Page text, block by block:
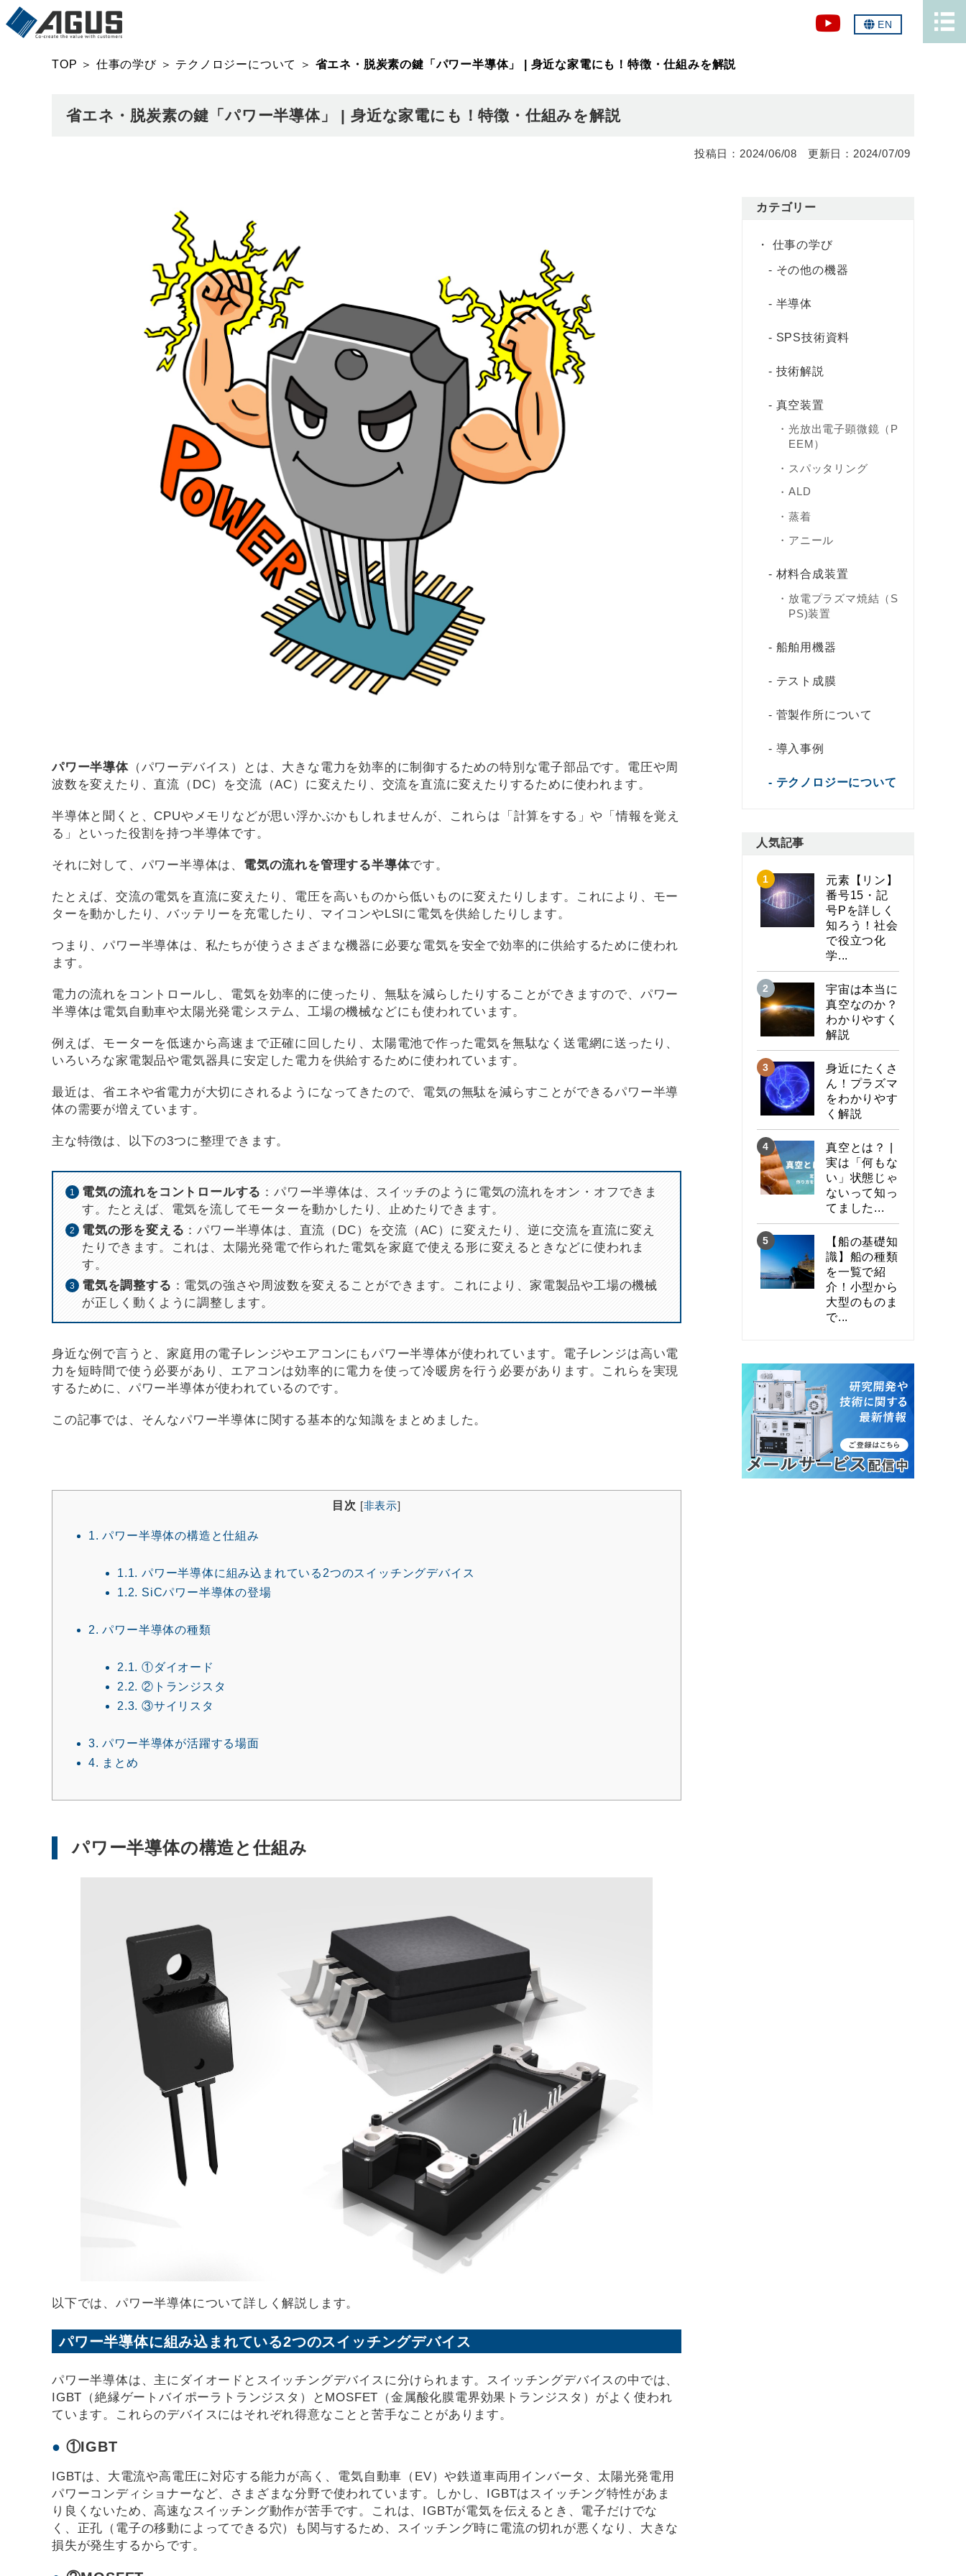
EN
TOP ＞ 仕事の学び＞ テクノロジーについて ＞ 省エネ・脱炭素の鍵「パワー半導体」 | 身近な家電にも！特徴・仕組みを解説
省エネ・脱炭素の鍵「パワー半導体」 | 身近な家電にも！特徴・仕組みを解説
2024/06/08 2024/07/09
パワー半導体（パワーデバイス）とは、大きな電力を効率的に制御するための特別な電子部品です。電圧や周
波数を変えたり、直流（DC）を交流（AC）に変えたり、交流を直流に変えたりするために使われます。
半導体と聞くと、CPUやメモリなどが思い浮かぶかもしれませんが、これらは「計算をする」や「情報を覚え
る」といった役割を持つ半導体です。
それに対して、パワー半導体は、 電気の流れを管理する半導体です。
たとえば、交流の電気を直流に変えたり、電圧を高いものから低いものに変えたりします。これにより、モー
ターを動かしたり、バッテリーを充電したり、マイコンやLSIに電気を供給したりします。
つまり、パワー半導体は、私たちが使うさまざまな機器に必要な電気を安全で効率的に供給するために使われ
ます。
電力の流れをコントロールし、電気を効率的に使ったり、無駄を減らしたりすることができますので、パワー
半導体は電気自動車や太陽光発電システム、工場の機械などにも使われています。
例えば、モーターを低速から高速まで正確に回したり、太陽電池で作った電気を無駄なく送電網に送ったり、
いろいろな家電製品や電気器具に安定した電力を供給するために使われています。
最近は、省エネや省電力が大切にされるようになってきたので、電気の無駄を減らすことができるパワー半導
体の需要が増えています。
主な特徴は、以下の3つに整理できます。
電気の流れをコントロールする ：パワー半導体は、スイッチのように電気の流れをオン・オフできま
す。たとえば、電気を流してモーターを動かしたり、止めたりできます。
電気の形を変える ：パワー半導体は、直流（DC）を交流（AC）に変えたり、逆に交流を直流に変え
たりできます。これは、太陽光発電で作られた電気を家庭で使える形に変えるときなどに使われま
す。
電気を調整する ：電気の強さや周波数を変えることができます。これにより、家電製品や工場の機械
が正しく動くように調整します。
身近な例で言うと、家庭用の電子レンジやエアコンにもパワー半導体が使われています。電子レンジは高い電
力を短時間で使う必要があり、エアコンは効率的に電力を使って冷暖房を行う必要があります。これらを実現
するために、パワー半導体が使われているのです。
この記事では、そんなパワー半導体に関する基本的な知識をまとめました。
目次 [非表示]
1. パワー半導体の構造と仕組み
1.1. パワー半導体に組み込まれている2つのスイッチングデバイス
1.2. SiCパワー半導体の登場
2. パワー半導体の種類
2.1. ①ダイオード
2.2. ②トランジスタ
2.3. ③サイリスタ
3. パワー半導体が活躍する場面
4. まとめ
パワー半導体の構造と仕組み
以下では、パワー半導体について詳しく解説します。
パワー半導体に組み込まれている2つのスイッチングデバイス
パワー半導体は、主にダイオードとスイッチングデバイスに分けられます。スイッチングデバイスの中では、
IGBT（絶縁ゲートバイポーラトランジスタ）とMOSFET（金属酸化膜電界効果トランジスタ）がよく使われ
ています。これらのデバイスにはそれぞれ得意なことと苦手なことがあります。
①IGBT
IGBTは、大電流や高電圧に対応する能力が高く、電気自動車（EV）や鉄道車両用インバータ、太陽光発電用
パワーコンディショナーなど、さまざまな分野で使われています。しかし、IGBTはスイッチング特性があま
り良くないため、高速なスイッチング動作が苦手です。これは、IGBTが電気を伝えるとき、電子だけでな
く、正孔（電子の移動によってできる穴）も関与するため、スイッチング時に電流の切れが悪くなり、大きな
損失が発生するからです。
カテゴリー
仕事の学び
その他の機器
半導体
SPS技術資料
技術解説
真空装置
光放出電子顕微鏡（P
EEM）
スパッタリング
ALD
蒸着
アニール
材料合成装置
放電プラズマ焼結（S
PS)装置
船舶用機器
テスト成膜
菅製作所について
導入事例
テクノロジーについて
人気記事
元素【リン】
番号15・記
号Pを詳しく
知ろう！社会
で役立つ化
学...
宇宙は本当に
真空なのか？
わかりやすく
解説
身近にたくさ
ん！プラズマ
をわかりやす
く解説
真空とは？ |
実は「何もな
い」状態じゃ
ないって知っ
てました...
【船の基礎知
識】船の種類
を一覧で紹
介！小型から
大型のものま
で...